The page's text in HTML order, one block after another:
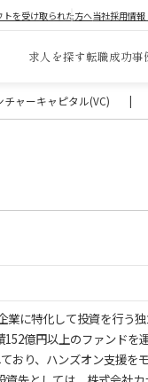
トを受け取られた方へ当社採用情報
求人を探す転職成功事
チャーキャピタル(VC) |
に特化して投資を行う独
億円以上のファンドを
おり、ハンズオン支援を